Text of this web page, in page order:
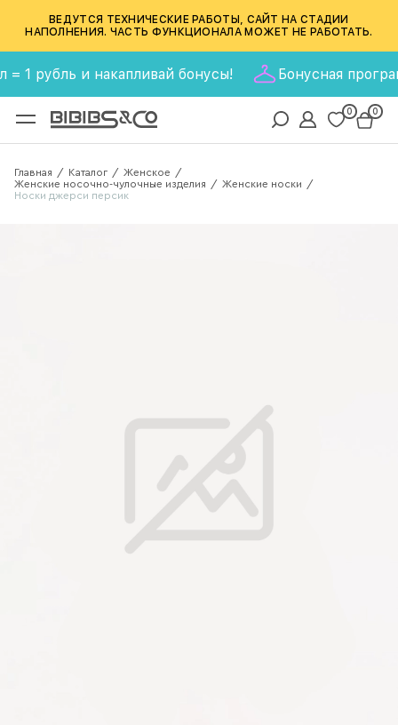
ВЕДУТСЯ ТЕХНИЧЕСКИЕ РАБОТЫ, САЙТ НА СТАДИИ
НАПОЛНЕНИЯ. ЧАСТЬ ФУНКЦИОНАЛА МОЖЕТ НЕ РАБОТАТЬ.
и накапливай бонусы! Бонусная
0 0
Главная / Каталог / Женское /
Женские носочно-чулочные изделия / Женские носки /
Носки джерси персик